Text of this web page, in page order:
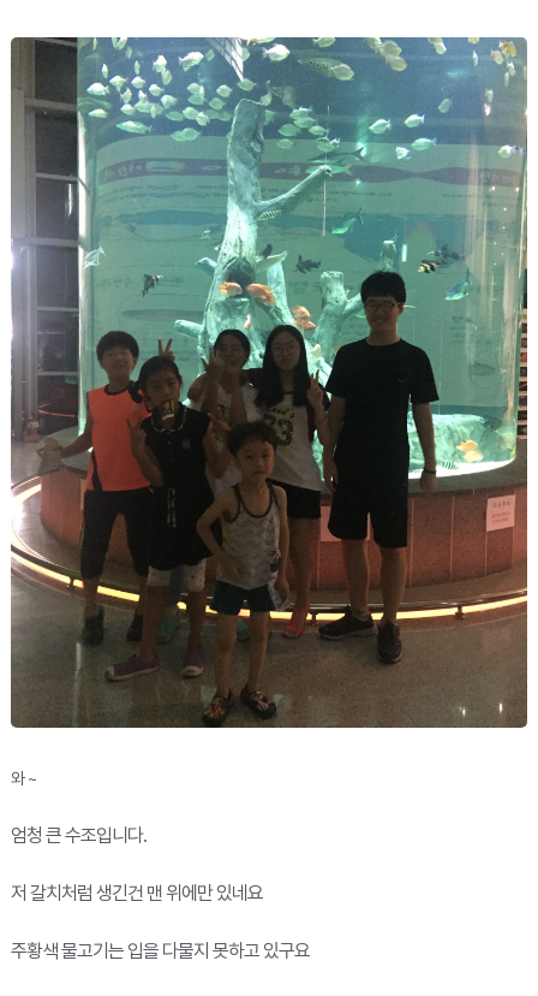
와 ~
엄청 큰 수조입니다.
저 갈치처럼 생긴건 맨 위에만 있네요
주황색 물고기는 입을 다물지 못하고 있구요